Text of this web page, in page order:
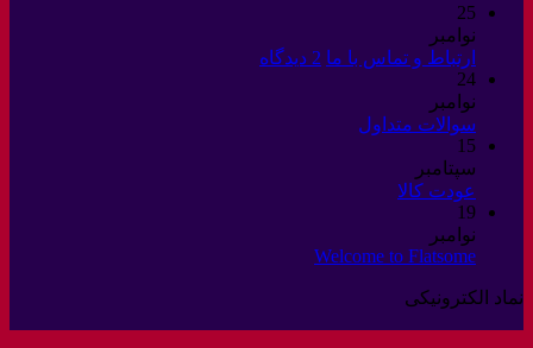
25
نوامبر
ارتباط و تماس با ما 2 دیدگاه
24
نوامبر
سوالات متداول
15
سپتامبر
عودت کالا
عودت
نشده
19
نوامبر
Welcome to Flatsomeهیچ
نماد الکترونیکی